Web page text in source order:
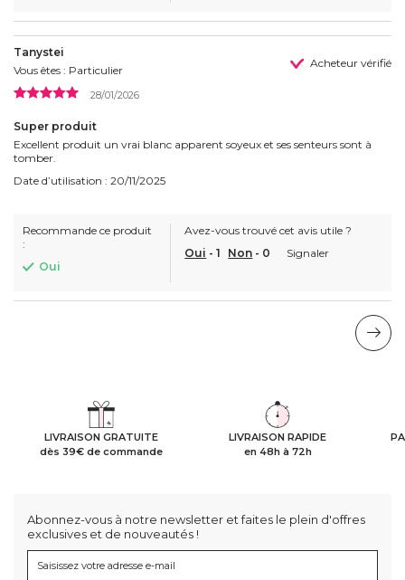
Tanystei
Vous êtes : Particulier
Acheteur vérifié
28/01/2026
Super produit
Excellent produit un vrai blanc apparent soyeux et ses senteurs sont à
tomber.
Date d’utilisation : 20/11/2025
Recommande ce produit
:
Oui
Avez-vous trouvé cet avis utile ?
Oui -1 Non - 0 Signaler
LIVRAISON GRATUITE
dès 39€ de commande
LIVRAISON RAPIDE
en 48h à 72h
Abonnez-vous à notre newsletter et faites le plein d'offres
exclusives et de nouveautés !